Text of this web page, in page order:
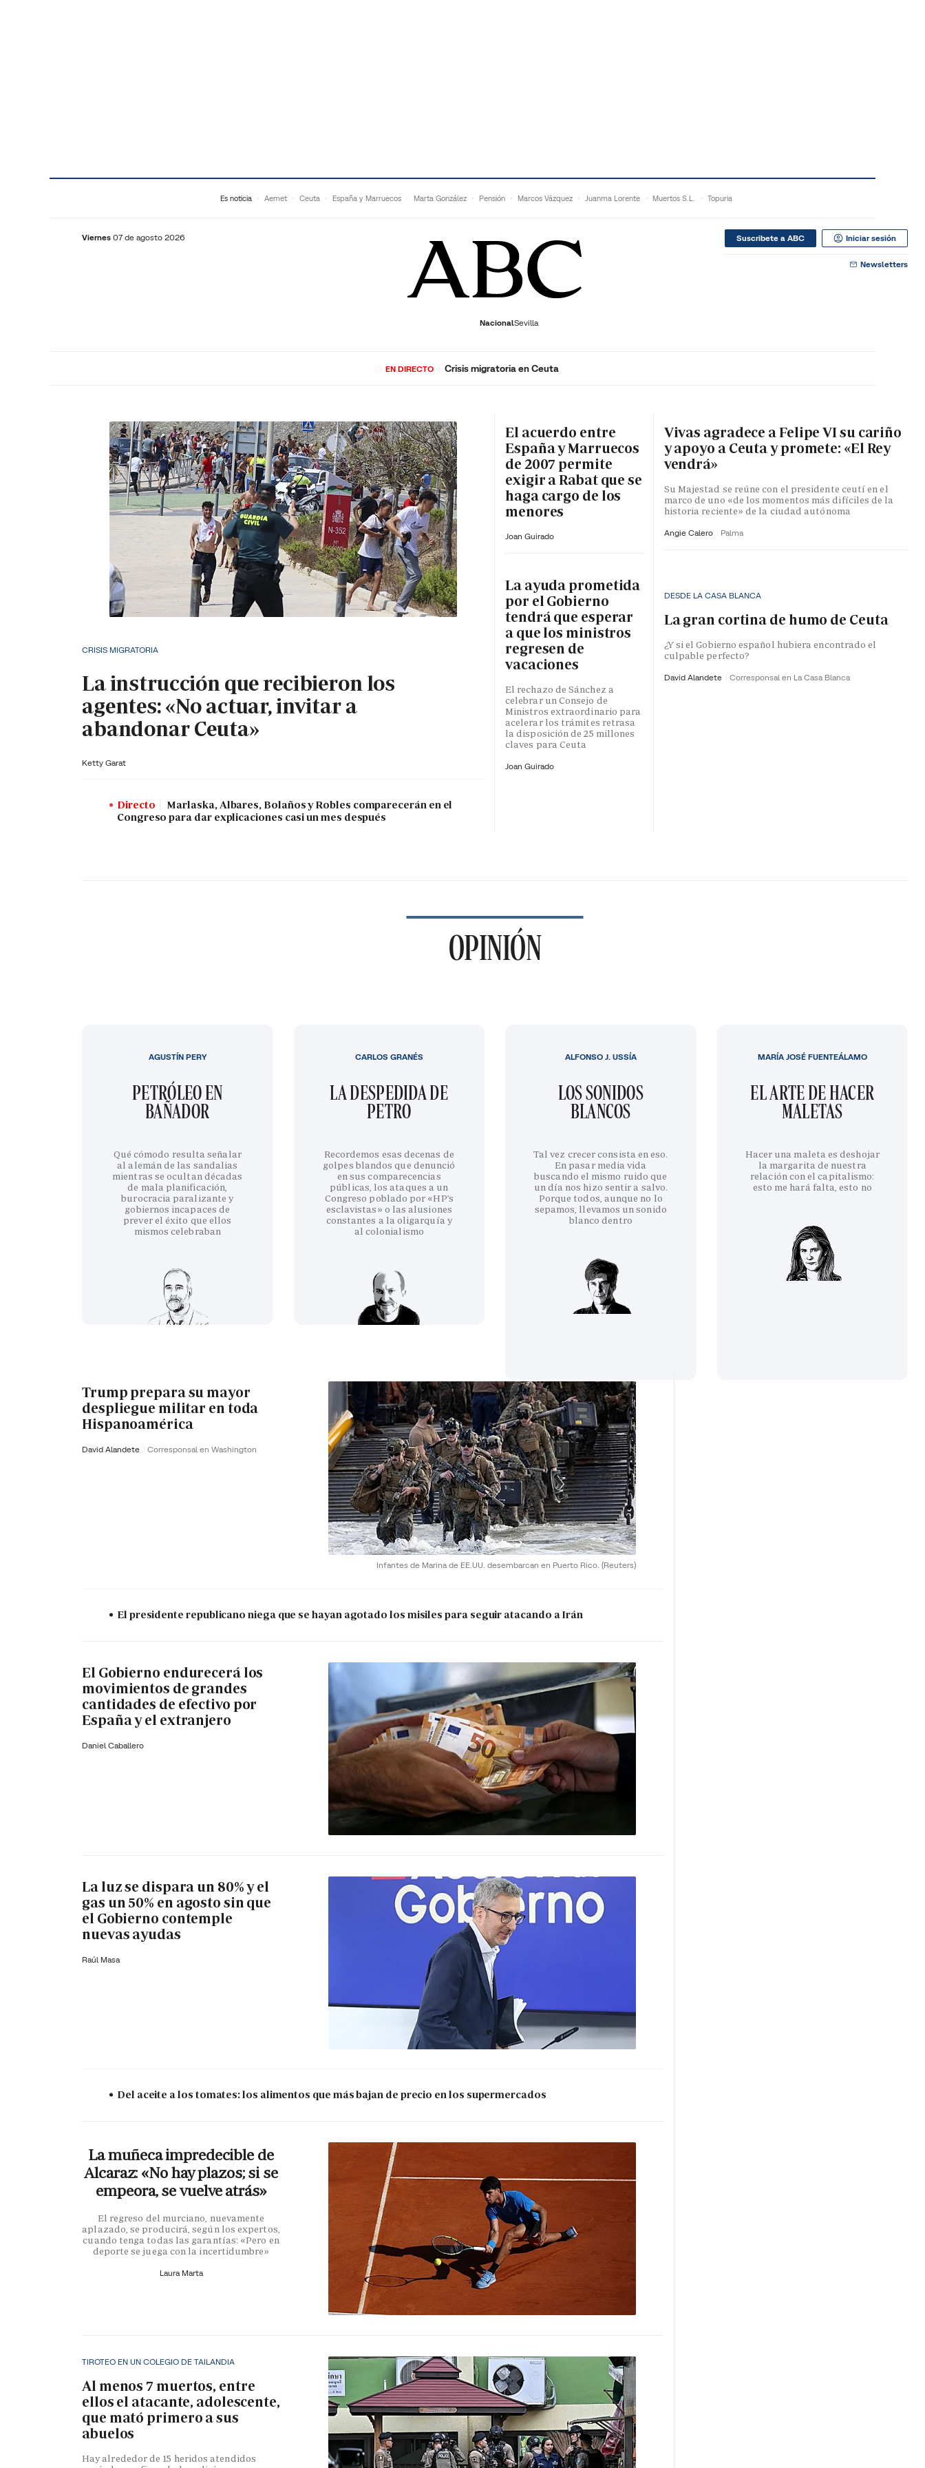
Es noticia Aemet Ceuta España y Marruecos Marta González Pensión Marcos Vázquez Juanma Lorente Muertos S.L. Topuria
Viernes 07 de agosto 2026
NacionalSevilla
Suscribete a ABC Iniciar sesión
Newsletters
ECONOMÍADEPORTES SOCIEDADCULTURAGENTEPLAY
EN DIRECTO Crisis migratoria en Ceuta
CRISIS MIGRATORIA
La instrucción que recibieron los
agentes: «No actuar, invitar a
abandonar Ceuta»
Ketty Garat
Directo
Marlaska, Albares, Bolaños y Robles comparecerán en el
Congreso para dar explicaciones casi un mes después
El acuerdo entre
España y Marruecos
de 2007 permite
exigir a Rabat que se
haga cargo de los
menores
Joan Guirado
La ayuda prometida
por el Gobierno
tendrá que esperar
a que los ministros
regresen de
vacaciones
El rechazo de Sánchez a
celebrar un Consejo de
Ministros extraordinario para
acelerar los trámites retrasa
la disposición de 25 millones
claves para Ceuta
Joan Guirado
Vivas agradece a Felipe VI su cariño
y apoyo a Ceuta y promete: «El Rey
vendrá»
Su Majestad se reúne con el presidente ceutí en el
marco de uno «de los momentos más difíciles de la
historia reciente» de la ciudad autónoma
Angie Calero Palma
DESDE LA CASA BLANCA
La gran cortina de humo de Ceuta
¿Y si el Gobierno español hubiera encontrado el
culpable perfecto?
David Alandete Corresponsal en La Casa Blanca
OPINIÓN
PETRÓLEO EN
BAÑADOR
Qué cómodo resulta señalar
al alemán de las sandalias
mientras se ocultan décadas
de mala planificación,
burocracia paralizante y
gobiernos incapaces de
prever el éxito que ellos
mismos celebraban
AGUSTÍN PERY
LA DESPEDIDA DE
PETRO
Recordemos esas decenas de
golpes blandos que denunció
en sus comparecencias
públicas, los ataques a un
Congreso poblado por «HP’s
esclavistas» o las alusiones
constantes a la oligarquía y
al colonialismo
CARLOS GRANÉS
LOS SONIDOS
BLANCOS
Tal vez crecer consista en eso.
En pasar media vida
buscando el mismo ruido que
un día nos hizo sentir a salvo.
Porque todos, aunque no lo
sepamos, llevamos un sonido
blanco dentro
ALFONSO J. USSÍA
EL ARTE DE HACER
MALETAS
Hacer una maleta es deshojar
la margarita de nuestra
relación con el capitalismo:
esto me hará falta, esto no
MARÍA JOSÉ FUENTEÁLAMO
Infantes de Marina de EE.UU. desembarcan en Puerto Rico. (Reuters)
Trump prepara su mayor
despliegue militar en toda
Hispanoamérica
David Alandete Corresponsal en Washington
El presidente republicano niega que se hayan agotado los misiles para seguir atacando a Irán
El Gobierno endurecerá los
movimientos de grandes
cantidades de efectivo por
España y el extranjero
Daniel Caballero
La luz se dispara un 80% y el
gas un 50% en agosto sin que
el Gobierno contemple
nuevas ayudas
Raúl Masa
Del aceite a los tomates: los alimentos que más bajan de precio en los supermercados
La muñeca impredecible de
Alcaraz: «No hay plazos; si se
empeora, se vuelve atrás»
El regreso del murciano, nuevamente
aplazado, se producirá, según los expertos,
cuando tenga todas las garantías: «Pero en
deporte se juega con la incertidumbre»
Laura Marta
TIROTEO EN UN COLEGIO DE TAILANDIA
Al menos 7 muertos, entre
ellos el atacante, adolescente,
que mató primero a sus
abuelos
Hay alrededor de 15 heridos atendidos